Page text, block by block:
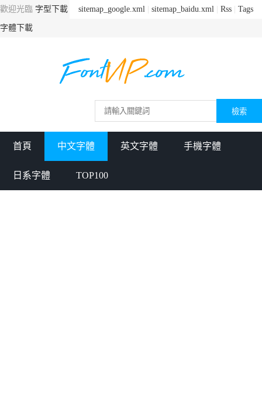
sitemap_google.xml sitemap_baidu.xml Rss Tags
歡迎光臨 字型下載
字體下載
首頁 中文字體 英文字體 手機字體
日系字體 TOP100